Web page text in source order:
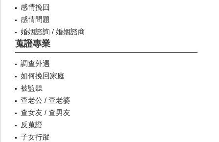
感情挽回
感情問題
婚姻諮詢 / 婚姻諮商
蒐證專業
調查外遇
如何挽回家庭
被監聽
查老公 / 查老婆
查女友 / 查男友
反蒐證
子女行蹤